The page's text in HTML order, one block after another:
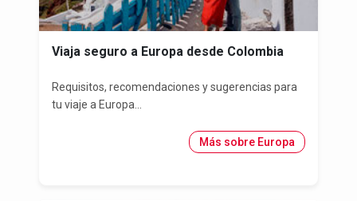
Viaja seguro a Europa desde Colombia
Requisitos, recomendaciones y sugerencias para
tu viaje a Europa...
Más sobre Europa